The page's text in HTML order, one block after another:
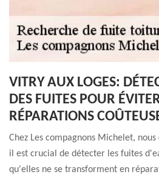
VITRY AUX LOGES:
DES FUITES POUR
RÉPARATIONS
Chez Les compagnons Michelet,
il est crucial de détecter les fuites
qu'elles ne se transforment en